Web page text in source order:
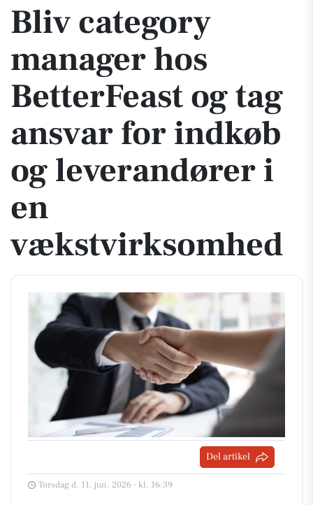
Bliv category
manager hos
BetterFeast og tag
ansvar for indkøb
og leverandører i
en
vækstvirksomhed
Del artikel
Torsdag d. 11. jun. 2026 - kl. 16:39